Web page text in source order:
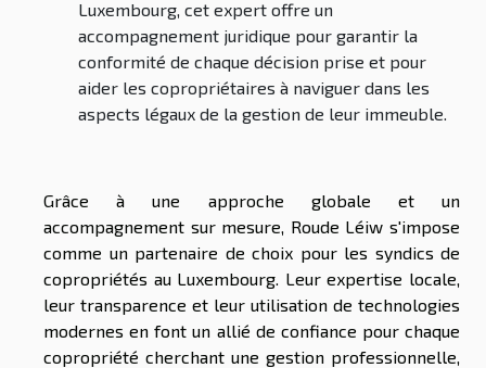
Luxembourg, cet expert offre un
accompagnement juridique pour garantir la
conformité de chaque décision prise et pour
aider les copropriétaires à naviguer dans les
aspects légaux de la gestion de leur immeuble.
Grâce à une approche globale et un
accompagnement sur mesure, Roude Léiw s'impose
comme un partenaire de choix pour les syndics de
copropriétés au Luxembourg. Leur expertise locale,
leur transparence et leur utilisation de technologies
modernes en font un allié de confiance pour chaque
copropriété cherchant une gestion professionnelle,